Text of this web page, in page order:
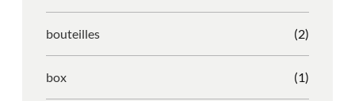
bouteilles (2)
box (1)